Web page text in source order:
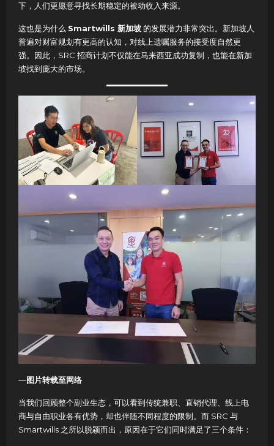
下，人们更愿意寻找长期稳定的被动收入来源。
这也是为什么 Smartwills 新加坡 的发展潜力非常突出。新加坡人
普遍对财富规划有更高的认知，对线上遗嘱服务的接受度自然更
强。因此，SRC 招商计划不仅能在马来西亚成功复制，也能在新加
坡找到庞大的市场。
—图片转载至网络
当我们回顾整个副业生态，可以看到传统兼职、直销代理、线上电
商与自由职业各有优势，却也伴随不同程度的限制。而 SRC 与
Smartwills 之所以脱颖而出，原因在于它们同时满足了三个条件：